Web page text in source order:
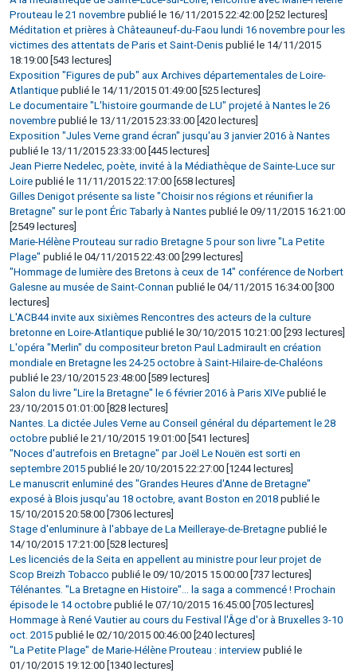
Prouteau le 21 novembre publié le 16/11/2015 22:42:00 [252 lectures]
Méditation et prières à Châteauneuf-du-Faou lundi 16 novembre pour les
victimes des attentats de Paris et Saint-Denis publié le 14/11/2015
18:19:00 [543 lectures]
Exposition "Figures de pub" aux Archives départementales de Loire-
Atlantique publié le 14/11/2015 01:49:00 [525 lectures]
Le documentaire "L'histoire gourmande de LU" projeté à Nantes le 26
novembre publié le 13/11/2015 23:33:00 [420 lectures]
Exposition "Jules Verne grand écran" jusqu'au 3 janvier 2016 à Nantes
publié le 13/11/2015 23:33:00 [445 lectures]
Jean Pierre Nedelec, poète, invité à la Médiathèque de Sainte-Luce sur
Loire publié le 11/11/2015 22:17:00 [658 lectures]
Gilles Denigot présente sa liste "Choisir nos régions et réunifier la
Bretagne" sur le pont Éric Tabarly à Nantes publié le 09/11/2015 16:21:00
[2549 lectures]
Marie-Hélène Prouteau sur radio Bretagne 5 pour son livre "La Petite
Plage" publié le 04/11/2015 22:43:00 [299 lectures]
"Hommage de lumière des Bretons à ceux de 14" conférence de Norbert
Galesne au musée de Saint-Connan publié le 04/11/2015 16:34:00 [300
lectures]
L'ACB44 invite aux sixièmes Rencontres des acteurs de la culture
bretonne en Loire-Atlantique publié le 30/10/2015 10:21:00 [293 lectures]
L'opéra "Merlin" du compositeur breton Paul Ladmirault en création
mondiale en Bretagne les 24-25 octobre à Saint-Hilaire-de-Chaléons
publié le 23/10/2015 23:48:00 [589 lectures]
Salon du livre "Lire la Bretagne" le 6 février 2016 à Paris XIVe publié le
23/10/2015 01:01:00 [828 lectures]
Nantes. La dictée Jules Verne au Conseil général du département le 28
octobre publié le 21/10/2015 19:01:00 [541 lectures]
"Noces d'autrefois en Bretagne" par Joël Le Nouën est sorti en
septembre 2015 publié le 20/10/2015 22:27:00 [1244 lectures]
Le manuscrit enluminé des "Grandes Heures d'Anne de Bretagne"
exposé à Blois jusqu'au 18 octobre, avant Boston en 2018 publié le
15/10/2015 20:58:00 [7306 lectures]
Stage d'enluminure à l'abbaye de La Meilleraye-de-Bretagne publié le
14/10/2015 17:21:00 [528 lectures]
Les licenciés de la Seita en appellent au ministre pour leur projet de
Scop Breizh Tobacco publié le 09/10/2015 15:00:00 [737 lectures]
Télénantes. "La Bretagne en Histoire"... la saga a commencé ! Prochain
épisode le 14 octobre publié le 07/10/2015 16:45:00 [705 lectures]
Hommage à René Vautier au cours du Festival l'Âge d'or à Bruxelles 3-10
oct. 2015 publié le 02/10/2015 00:46:00 [240 lectures]
"La Petite Plage" de Marie-Hélène Prouteau : interview publié le
01/10/2015 19:12:00 [1340 lectures]